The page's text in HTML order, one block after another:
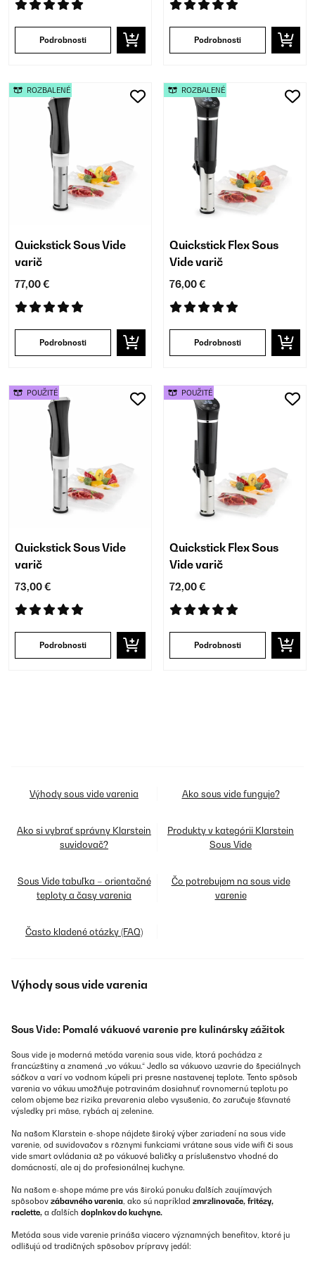
Podrobnosti Podrobnosti
Quickstick Sous Vide
varič
77,00 €
Podrobnosti
ROZBALENÉ
Quickstick Flex Sous
Vide varič
76,00 €
Podrobnosti
ROZBALENÉ
Quickstick Sous Vide
varič
73,00 €
Podrobnosti
POUŽITÉ
Quickstick Flex Sous
Vide varič
72,00 €
Podrobnosti
POUŽITÉ
Výhody sous vide varenia Ako sous vide funguje?
Ako si vybrať správny Klarstein
suvidovač?
Produkty v kategórii Klarstein
Sous Vide
Sous Vide tabuľka – orientačné
teploty a časy varenia
Čo potrebujem na sous vide
varenie
Často kladené otázky (FAQ)
Výhody sous vide varenia
Sous Vide: Pomalé vákuové varenie pre kulinársky zážitok
Sous vide je moderná metóda varenia sous vide, ktorá pochádza z
francúzštiny a znamená „vo vákuu.“ Jedlo sa vákuovo uzavrie do špeciálnych
sáčkov a varí vo vodnom kúpeli pri presne nastavenej teplote. Tento spôsob
varenia vo vákuu umožňuje potravinám dosiahnuť rovnomernú teplotu po
celom objeme bez rizika prevarenia alebo vysušenia, čo zaručuje šťavnaté
výsledky pri mäse, rybách aj zelenine.
Na našom Klarstein e-shope nájdete široký výber zariadení na sous vide
varenie, od suvidovačov s rôznymi funkciami vrátane sous vide wifi či sous
vide smart ovládania až po vákuové baličky a príslušenstvo vhodné do
domácností, ale aj do profesionálnej kuchyne.
Na našom e-shope máme pre vás širokú ponuku ďalších zaujímavých
spôsobov zábavného varenia, ako sú napríklad zmrzlinovače, fritézy,
raclette, a ďalších doplnkov do kuchyne.
Metóda sous vide varenie prináša viacero významných benefitov, ktoré ju
odlišujú od tradičných spôsobov prípravy jedál: